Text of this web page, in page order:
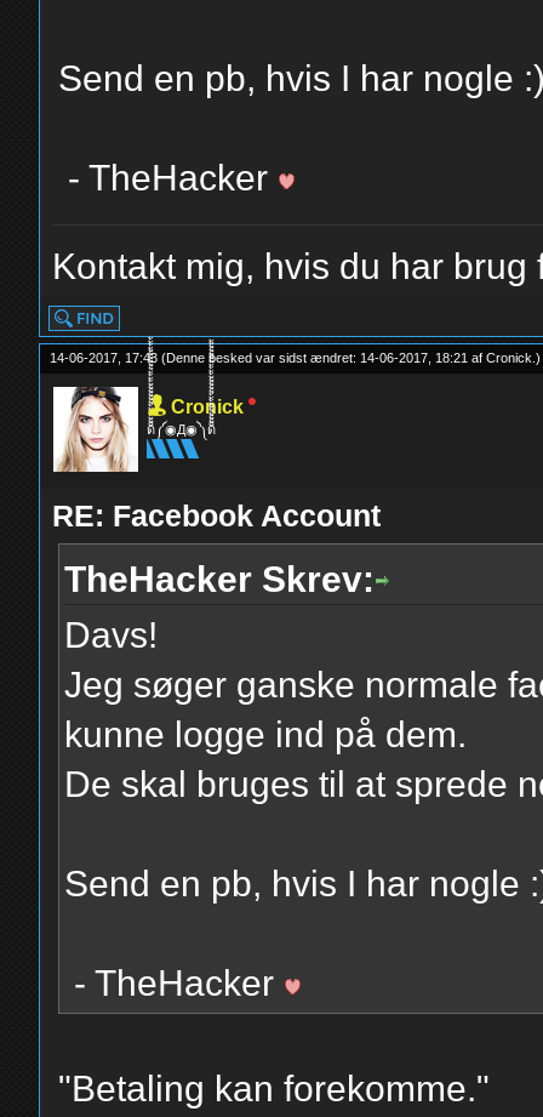
Send en pb, hvis I har nogle
- TheHacker
Kontakt mig, hvis du har
14-06-2017, 17:43(Denne besked var sidst ændret: 14-06-2017, 18:21 afCronick .)
Cronick
ด็็้้้้้็็็็็้้้้้็็็็็้้้้้༼◉Д◉༽ด็็็็็้้้้้็็็็้้้้้็็็็็้้
RE: Facebook Account
TheHacker Skrev:
Davs!
Jeg søger ganske normale
kunne logge ind på dem.
De skal bruges til at sprede
Send en pb, hvis I har nogle
- TheHacker
"Betaling kan forekomme."